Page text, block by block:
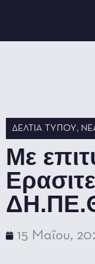
ΔΕΛΤΊΑ ΤΎΠΟΥ,
Με
15 Μαΐου,